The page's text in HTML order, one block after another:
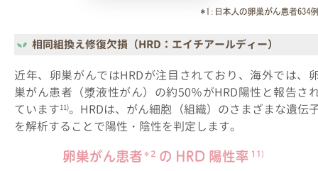
相同組換え修復欠損（HRD：エイチアールディー）
近年、卵巣がんではHRDが注目されており、海外では、
巣がん患者（漿液性がん）の約50％がHRD陽性と報告さ
ています11)。HRDは、がん細胞（組織）のさまざまな遺伝
を解析することで陽性・陰性を判定します。